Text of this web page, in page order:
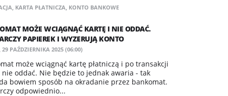
, KARTA PŁATNICZA, KONTO BANKOWE
MOŻE WCIĄGNĄĆ KARTĘ I NIE ODDAĆ.
PAPIEREK I WYZERUJĄ KONTO
29 PAŹDZIERNIKA 2025 (06:00)
może wciągnąć kartę płatniczą i po transakcji
nie oddać. Nie będzie to jednak awaria - tak
bowiem sposób na okradanie przez bankomat.
odpowiednio...